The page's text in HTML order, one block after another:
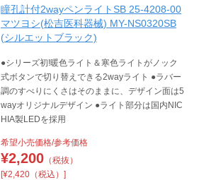
瞳孔計付2wayペンライトSB 25-4208-00
マツヨシ(松吉医科器械) MY-NS0320SB
(シルエットブラック)
●シリーズ初!暖色ライト＆寒色ライトがノック
式ボタンで切り替えできる2wayライト ●ラバー
調のすべりにくさはそのままに、デザイン面は5
wayオリジナルデザイン ●ライト部分は国内NIC
HIA製LEDを採用
希望小売価格/参考価格
¥2,200（税抜）
[¥2,420（税込）]